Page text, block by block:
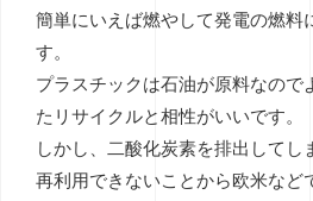
簡単にいえば燃やして発電の燃料
す。
プラスチックは石油が原料なので
たリサイクルと相性がいいです。
しかし、二酸化炭素を排出してし
再利用できないことから欧米など